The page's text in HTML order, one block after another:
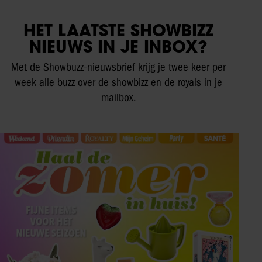
HET LAATSTE SHOWBIZZ
NIEUWS IN JE INBOX?
Met de Showbuzz-nieuwsbrief krijg je twee keer per
week alle buzz over de showbizz en de royals in je
mailbox.